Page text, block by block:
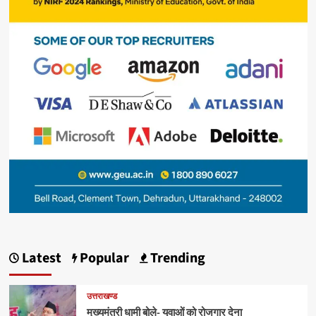
Latest Popular Trending
उत्तराखण्ड
मुख्यमंत्री धामी बोले- युवाओं को रोजगार देना